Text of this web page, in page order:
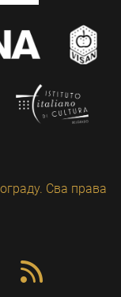
Сва права